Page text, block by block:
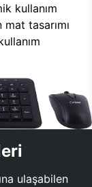
kullanım
tasarımı
ulaşabilen